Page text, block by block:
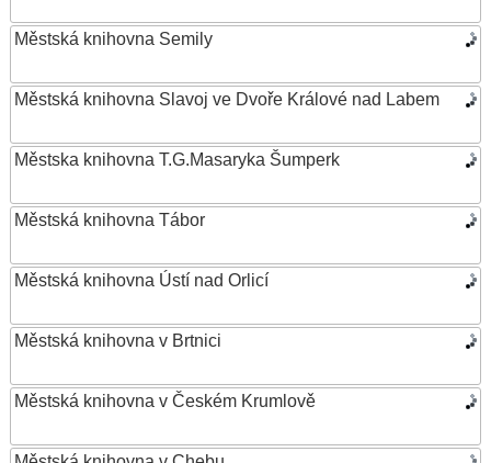
Městská knihovna Semily
Městská knihovna Slavoj ve Dvoře Králové nad Labem
Městska knihovna T.G.Masaryka Šumperk
Městská knihovna Tábor
Městská knihovna Ústí nad Orlicí
Městská knihovna v Brtnici
Městská knihovna v Českém Krumlově